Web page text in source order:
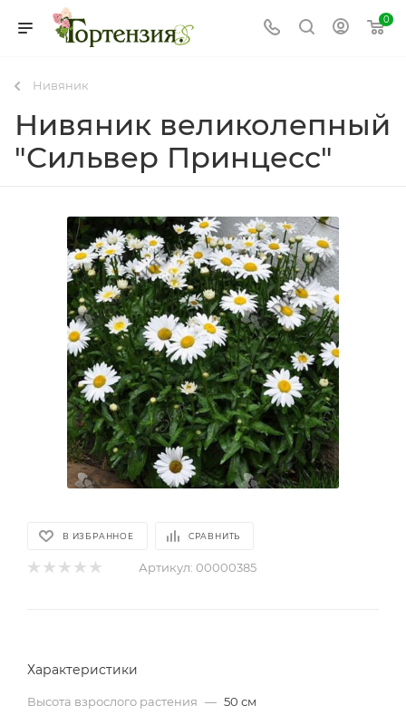
0
Нивяник
Нивяник великолепный
"Сильвер Принцесс"
В ИЗБРАННОЕ СРАВНИТЬ
Артикул: 00000385
Характеристики
Высота взрослого растения — 50 см